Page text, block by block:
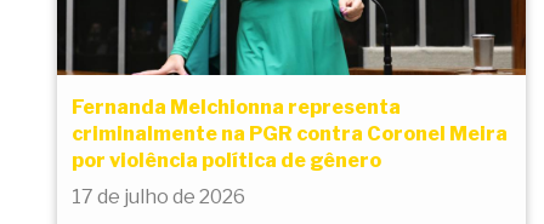
Fernanda Melchionna representa
criminalmente na PGR contra Coronel Meira
por violência política de gênero
17 de julho de 2026